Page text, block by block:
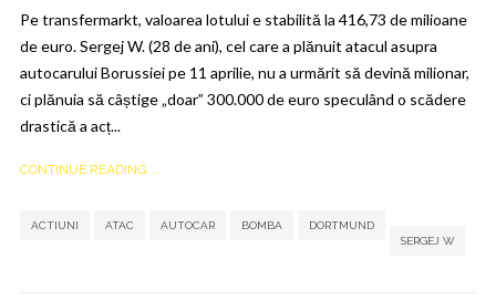
Pe transfermarkt, valoarea lotului e stabilită la 416,73 de milioane
de euro. Sergej W. (28 de ani), cel care a plănuit atacul asupra
autocarului Borussiei pe 11 aprilie, nu a urmărit să devină milionar,
ci plănuia să câștige „doar” 300.000 de euro speculând o scădere
drastică a acț...
CONTINUE READING ...
ACTIUNI ATAC AUTOCAR BOMBA DORTMUND
SERGEJ W